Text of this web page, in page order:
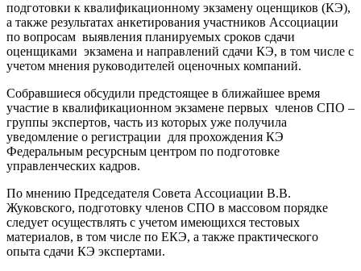
подготовки к квалификационному экзамену оценщиков (КЭ),
а также результатах анкетирования участников Ассоциации
по вопросам выявления планируемых сроков сдачи
оценщиками экзамена и направлений сдачи КЭ, в том числе с
учетом мнения руководителей оценочных компаний.
Собравшиеся обсудили предстоящее в ближайшее время
участие в квалификационном экзамене первых членов СПО –
группы экспертов, часть из которых уже получила
уведомление о регистрации для прохождения КЭ
Федеральным ресурсным центром по подготовке
управленческих кадров.
По мнению Председателя Совета Ассоциации В.В.
Жуковского, подготовку членов СПО в массовом порядке
следует осуществлять с учетом имеющихся тестовых
материалов, в том числе по ЕКЭ, а также практического
опыта сдачи КЭ экспертами.